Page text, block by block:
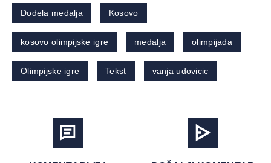
Dodela medalja Kosovo
kosovo olimpijske igre medalja olimpijada
Olimpijske igre Tekst vanja udovicic